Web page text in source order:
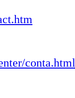
conta.html